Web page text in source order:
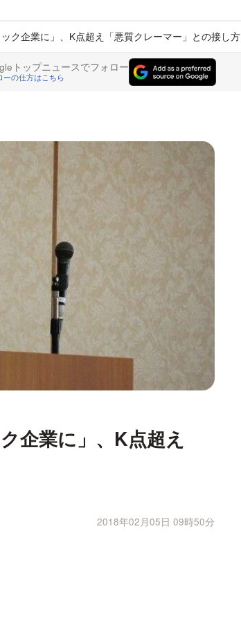
ク企業に」、K点超え「悪質クレーマー」との接し方
トップニュースでフォロー
ーの仕方はこちら
企業に」、K点超え
2018年02月05日 09時50分